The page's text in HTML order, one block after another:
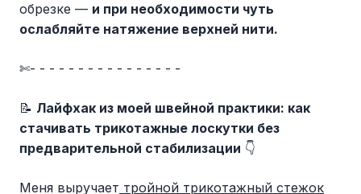
обрезке — и при необходимости чуть
ослабляйте натяжение верхней нити.
✄- - - - - - - - - - - - - - - -
📝 Лайфхак из моей швейной практики: как
стачивать трикотажные лоскутки без
предварительной стабилизации 👇
Меня выручает тройной трикотажный стежок